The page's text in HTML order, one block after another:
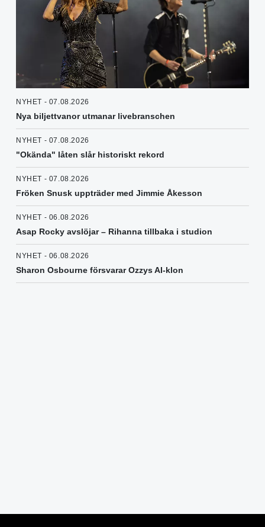
NYHET - 07.08.2026
Nya biljettvanor utmanar livebranschen
NYHET - 07.08.2026
"Okända" låten slår historiskt rekord
NYHET - 07.08.2026
Fröken Snusk uppträder med Jimmie Åkesson
NYHET - 06.08.2026
Asap Rocky avslöjar – Rihanna tillbaka i studion
NYHET - 06.08.2026
Sharon Osbourne försvarar Ozzys AI-klon